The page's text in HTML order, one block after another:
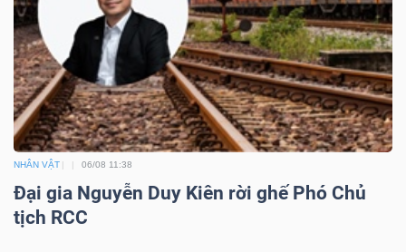
NHÂN VẬT 06/08 11:38
Đại gia Nguyễn Duy Kiên rời ghế Phó Chủ
tịch RCC
Lãnh
đạo
(-)
Tất cả Người nội bộ Người liên quan Cổ đông lớn
Tin
tức
(-)